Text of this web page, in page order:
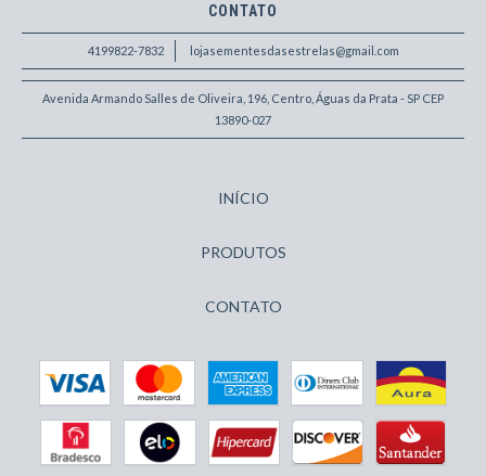
CONTATO
4199822-7832 lojasementesdasestrelas@gmail.com
Avenida Armando Salles de Oliveira, 196, Centro, Águas da Prata - SP CEP
13890-027
INÍCIO
PRODUTOS
CONTATO